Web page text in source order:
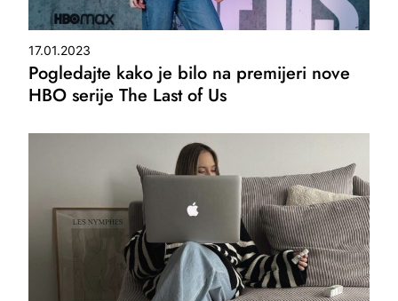
17.01.2023
Pogledajte kako je bilo na premijeri nove
HBO serije The Last of Us